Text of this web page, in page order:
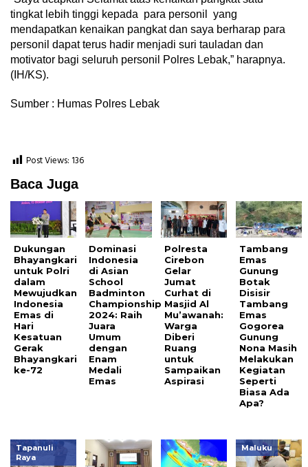
tingkat lebih tinggi kepada para personil yang
mendapatkan kenaikan pangkat dan saya berharap para
personil dapat terus hadir menjadi suri tauladan dan
motivator bagi seluruh personil Polres Lebak,” harapnya.
(IH/KS).
Sumber : Humas Polres Lebak
Post Views: 136
Baca Juga
Dukungan
Bhayangkari
untuk Polri
dalam
Mewujudkan
Indonesia
Emas di
Hari
Kesatuan
Gerak
Bhayangkari
ke-72
Dominasi
Indonesia
di Asian
School
Badminton
Championship
2024: Raih
Juara
Umum
dengan
Enam
Medali
Emas
Polresta
Cirebon
Gelar
Jumat
Curhat di
Masjid Al
Mu’awanah:
Warga
Diberi
Ruang
untuk
Sampaikan
Aspirasi
Tambang
Emas
Gunung
Botak
Disisir
Tambang
Emas
Gogorea
Gunung
Nona Masih
Melakukan
Kegiatan
Seperti
Biasa Ada
Apa?
Tapanuli
Raya
Maluku